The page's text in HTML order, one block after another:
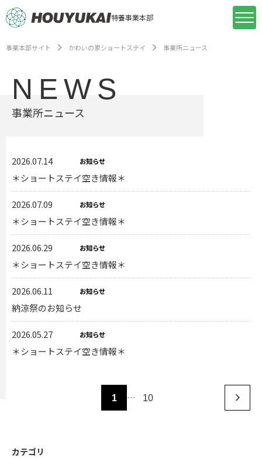
特養事業本部
事業本部サイト かわいの家ショートステイ 事業所ニュース
NEWS
事業所ニュース
2026.07.14 お知らせ
＊ショートステイ空き情報＊
2026.07.09 お知らせ
＊ショートステイ空き情報＊
2026.06.29 お知らせ
＊ショートステイ空き情報＊
2026.06.11 お知らせ
納涼祭のお知らせ
2026.05.27 お知らせ
＊ショートステイ空き情報＊
1 … 10
カテゴリ